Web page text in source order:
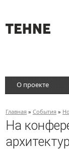
О проекте
Главная » События »
На